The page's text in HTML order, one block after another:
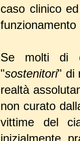
caso clinico
Se molti di
"sostenitori" di
realtà
non curato
vittime del
inizialmente